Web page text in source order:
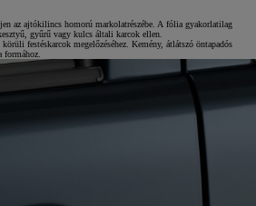
az ajtókilincs homorú markolatrészébe. A fólia gyakorlatilag
gyűrű vagy kulcs általi karcok ellen.
festéskarcok megelőzéséhez. Kemény, átlátszó öntapadós